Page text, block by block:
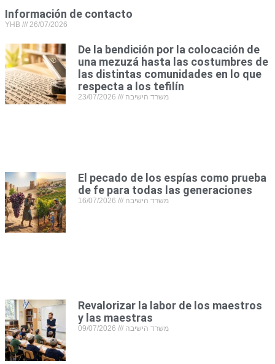
Información de contacto
YHB 26/07/2026
De la bendición por la colocación de
una mezuzá hasta las costumbres de
las distintas comunidades en lo que
respecta a los tefilín
משרד הישיבה 23/07/2026
El pecado de los espías como prueba
de fe para todas las generaciones
משרד הישיבה 16/07/2026
Revalorizar la labor de los maestros
y las maestras
משרד הישיבה 09/07/2026